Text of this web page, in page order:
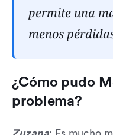
permite una
menos
¿Cómo pudo
problema?